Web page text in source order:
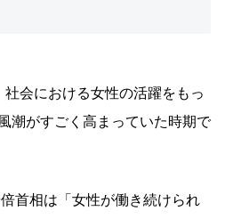
会における女性の活躍をもっ
潮がすごく高まっていた時期で
首相は「女性が働き続けられ